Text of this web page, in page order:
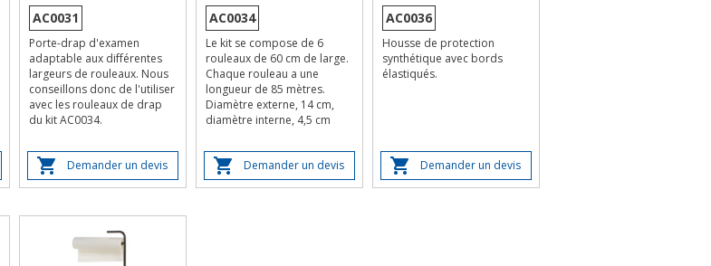
AC0031
Porte-drap d'examen
adaptable aux différentes
largeurs de rouleaux. Nous
conseillons donc de l'utiliser
avec les rouleaux de drap
du kit AC0034.
Demander un devis
AC0034
Le kit se compose de 6
rouleaux de 60 cm de large.
Chaque rouleau a une
longueur de 85 mètres.
Diamètre externe, 14 cm,
diamètre interne, 4,5 cm
Demander un devis
AC0036
Housse de protection
synthétique avec bords
élastiqués.
Demander un devis